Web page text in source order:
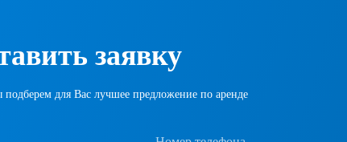
заявку
подберем для Вас лучшее предложение по аренде